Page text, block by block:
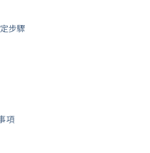
步驟
項